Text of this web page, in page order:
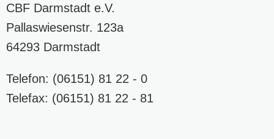
CBF Darmstadt e.V.
Pallaswiesenstr. 123a
64293 Darmstadt
Telefon: (06151) 81 22 - 0
Telefax: (06151) 81 22 - 81